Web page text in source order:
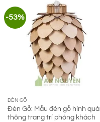
-53%
ĐÈN GỖ
Đèn Gỗ: Mẫu đèn gỗ hình quả
thông trang trí phòng khách